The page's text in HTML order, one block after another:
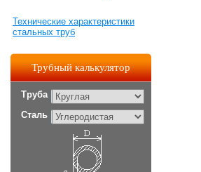
Технические характеристики
стальных труб
Трубный калькулятор
Труба
Сталь